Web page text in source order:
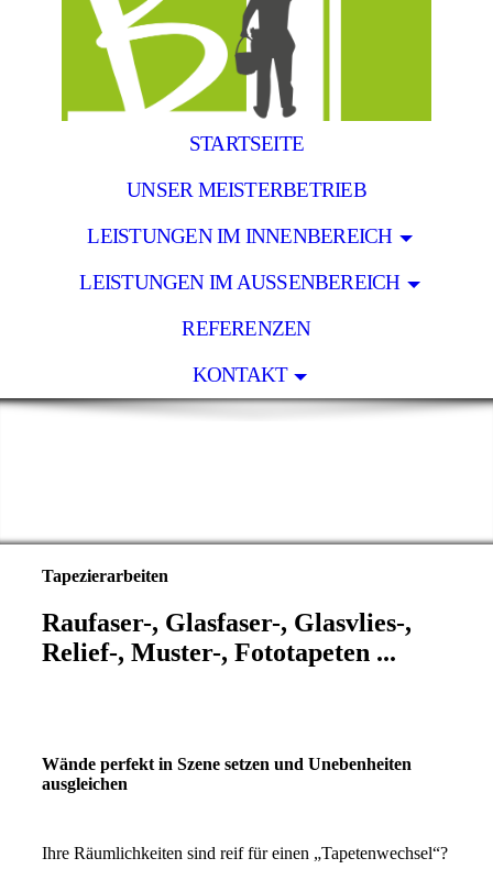
STARTSEITE
UNSER MEISTERBETRIEB
LEISTUNGEN IM INNENBEREICH
LEISTUNGEN IM AUSSENBEREICH
REFERENZEN
KONTAKT
Tapezierarbeiten
Raufaser-, Glasfaser-, Glasvlies-,
Relief-, Muster-, Fototapeten ...
Wände perfekt in Szene setzen und Unebenheiten
ausgleichen
Ihre Räumlichkeiten sind reif für einen „Tapetenwechsel“?